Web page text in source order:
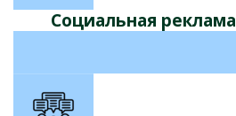
Социальная реклама